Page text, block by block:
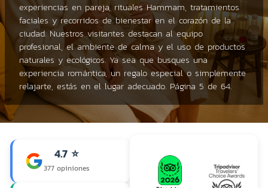
experiencias en pareja, rituales Hammam, tratamientos
faciales y recorridos de bienestar en el corazón de la
ciudad. Nuestros visitantes destacan al equipo
profesional, el ambiente de calma y el uso de productos
naturales y ecológicos. Ya sea que busques una
experiencia romántica, un regalo especial o simplemente
relajarte, estás en el lugar adecuado. Página 5 de 64.
4.7 ⭐
377 opiniones